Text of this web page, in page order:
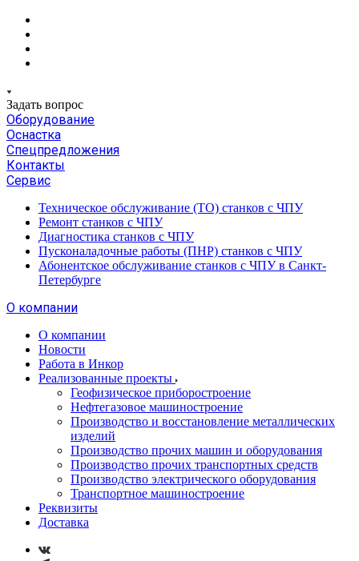
Задать вопрос
Оборудование
Оснастка
Спецпредложения
Контакты
Сервис
Техническое обслуживание (ТО) станков с ЧПУ
Ремонт станков с ЧПУ
Диагностика станков с ЧПУ
Пусконаладочные работы (ПНР) станков с ЧПУ
Абонентское обслуживание станков с ЧПУ в Санкт-
Петербурге
О компании
О компании
Новости
Работа в Инкор
Реализованные проекты
Геофизическое приборостроение
Нефтегазовое машиностроение
Производство и восстановление металлических
изделий
Производство прочих машин и оборудования
Производство прочих транспортных средств
Производство электрического оборудования
Транспортное машиностроение
Реквизиты
Доставка